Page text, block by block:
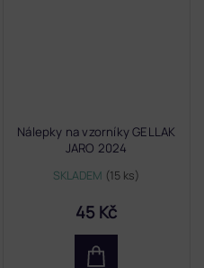
Nálepky na vzorníky GELLAK
JARO 2024
SKLADEM (15 ks)
45 Kč